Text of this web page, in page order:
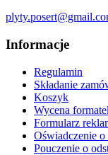
Informacje
Regulamin
Składanie
Koszyk
Wycena
Formularz
Oświadczenie
Pouczenie o